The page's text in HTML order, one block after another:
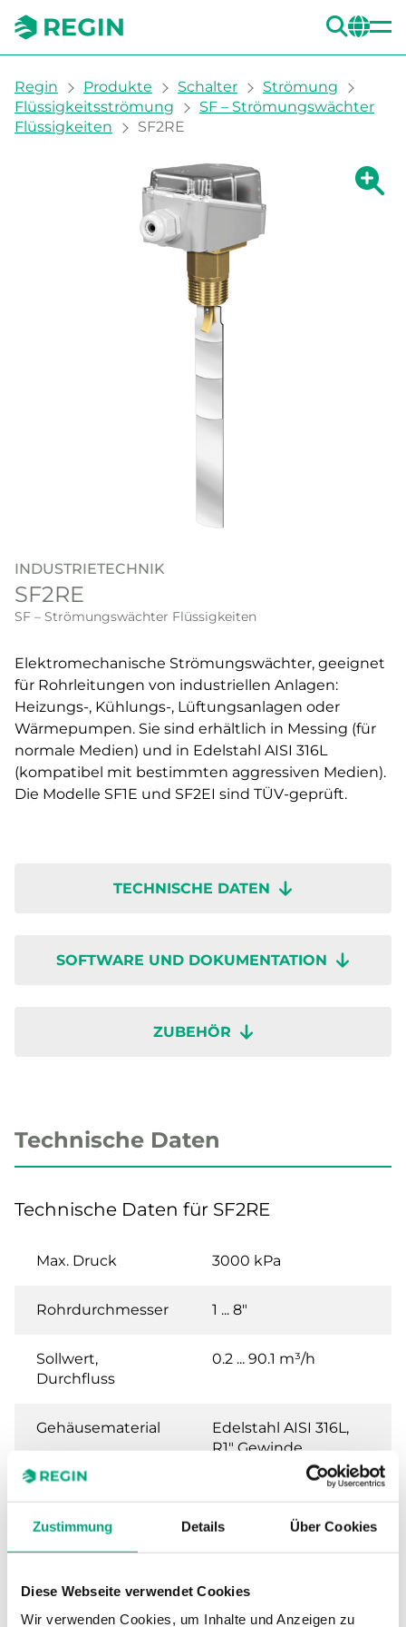
Zustimmung Details Über Cookies
Diese Webseite verwendet Cookies
Wir verwenden Cookies, um Inhalte und Anzeigen zu
You are here:
Regin Produkte Schalter
Strömung
Flüssigkeitsströmung
SF – Strömungswächter
Flüssigkeiten
SF2RE
Zeige
INDUSTRIETECHNIK
SF2RE
SF – Strömungswächter Flüssigkeiten
Elektromechanische Strömungswächter, geeignet
für Rohrleitungen von industriellen Anlagen:
Heizungs-, Kühlungs-, Lüftungsanlagen oder
Wärmepumpen. Sie sind erhältlich in Messing (für
normale Medien) und in Edelstahl AISI 316L
(kompatibel mit bestimmten aggressiven Medien).
Die Modelle SF1E und SF2EI sind TÜV-geprüft.
TECHNISCHE DATEN
SOFTWARE UND DOKUMENTATION
ZUBEHÖR
Technische Daten
Technische Daten für SF2RE
Max. Druck 3000 kPa
Rohrdurchmesser 1 ... 8"
Sollwert,
Durchfluss
0.2 ... 90.1 m³/h
Gehäusematerial
Edelstahl AISI 316L,
R1" Gewinde
Technische Daten für SF –
Strömungswächter Flüssigkeiten